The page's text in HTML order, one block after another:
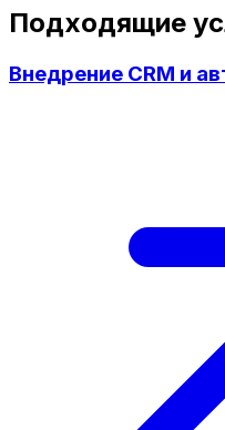
Подходящие
Внедрение CRM и